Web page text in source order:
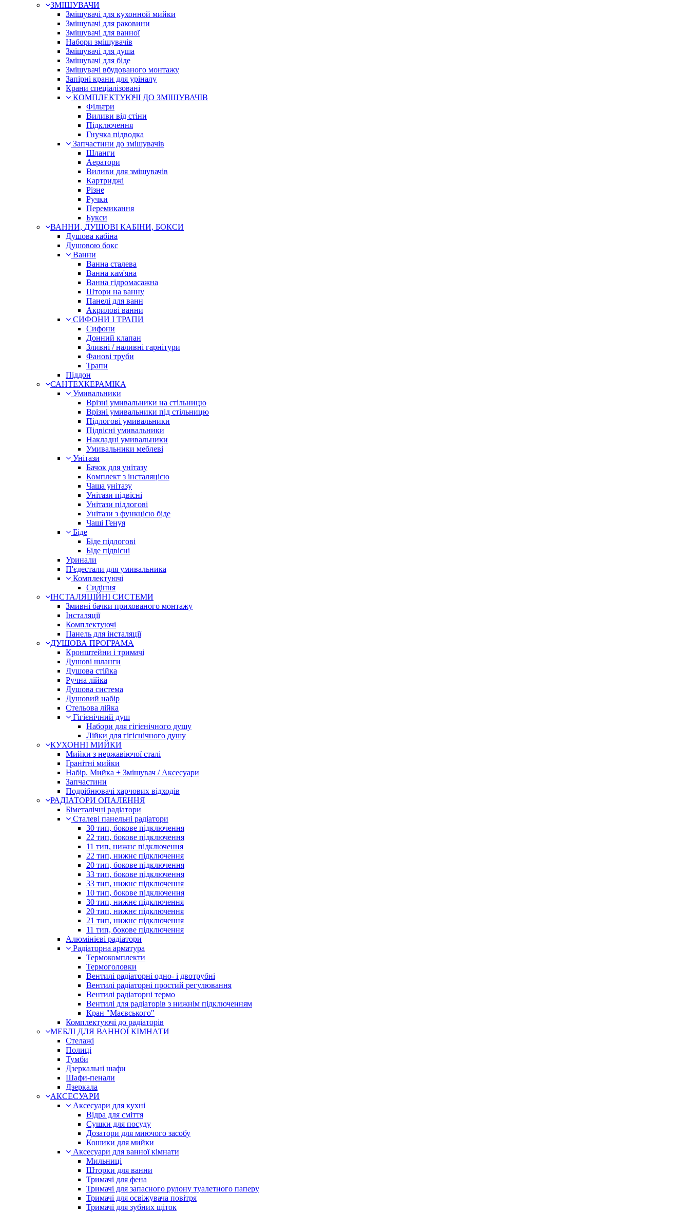
ЗМІШУВАЧИ
Змішувачі для кухонной мийки
Змішувачі для раковини
Змішувачі для ванної
Набори змішувачів
Змішувачі для душа
Змішувачі для біде
Змішувачі вбудованого монтажу
Запірні крани для уріналу
Крани спеціалізовані
КОМПЛЕКТУЮЧІ ДО ЗМІШУВАЧІВ
Фільтри
Виливи від стіни
Підключення
Гнучка підводка
Запчастини до змішувачів
Шланги
Аератори
Виливи для змішувачів
Картриджі
Різне
Ручки
Перемикання
Букси
ВАННИ, ДУШОВІ КАБІНИ, БОКСИ
Душова кабіна
Душовою бокс
Ванни
Ванна сталева
Ванна кам'яна
Ванна гідромасажна
Штори на ванну
Панелі для ванн
Акрилові ванни
СИФОНИ І ТРАПИ
Сифони
Донний клапан
Зливні / наливні гарнітури
Фанові труби
Трапи
Піддон
САНТЕХКЕРАМІКА
Умивальники
Врізні умивальники на стільницю
Врізні умивальники під стільницю
Підлогові умивальники
Підвісні умивальники
Накладні умивальники
Умивальники меблеві
Унітази
Бачок для унітазу
Комплект з інсталяцією
Чаша унітазу
Унітази підвісні
Унітази підлогові
Унітази з функцією біде
Чаші Генуя
Біде
Біде підлогові
Біде підвісні
Уринали
П'єдестали для умивальника
Комплектуючі
Сидіння
ІНСТАЛЯЦІЙНІ СИСТЕМИ
Змивні бачки прихованого монтажу
Інсталяції
Комплектуючі
Панель для інсталяції
ДУШОВА ПРОГРАМА
Кронштейни і тримачі
Душові шланги
Душова стійка
Ручна лійка
Душова система
Душовий набір
Стельова лійка
Гігієнічний душ
Набори для гігієнічного душу
Лійки для гігієнічного душу
КУХОННІ МИЙКИ
Мийки з нержавіючої сталі
Гранітні мийки
Набір. Мийка + Змішувач / Аксесуари
Запчастини
Подрібнювачі харчових відходів
РАДІАТОРИ ОПАЛЕННЯ
Біметалічні радіатори
Сталеві панельні радіатори
30 тип, бокове підключення
22 тип, бокове підключення
11 тип, нижнє підключення
22 тип, нижнє підключення
20 тип, бокове підключення
33 тип, бокове підключення
33 тип, нижнє підключення
10 тип, бокове підключення
30 тип, нижнє підключення
20 тип, нижнє підключення
21 тип, нижнє підключення
11 тип, бокове підключення
Алюмінієві радіатори
Радіаторна арматура
Термокомплекти
Термоголовки
Вентилі радіаторні одно- і двотрубні
Вентилі радіаторні простий регулювання
Вентилі радіаторні термо
Вентилі для радіаторів з нижнім підключенням
Кран "Маєвського"
Комплектуючі до радіаторів
МЕБЛІ ДЛЯ ВАННОЇ КІМНАТИ
Стелажі
Полиці
Тумби
Дзеркальні шафи
Шафи-пенали
Дзеркала
АКСЕСУАРИ
Аксесуари для кухні
Відра для сміття
Сушки для посуду
Дозатори для миючого засобу
Кошики для мийки
Аксесуари для ванної кімнати
Мильниці
Шторки для ванни
Тримачі для фена
Тримачі для запасного рулону туалетного паперу
Тримачі для освіжувача повітря
Тримачі для зубних щіток